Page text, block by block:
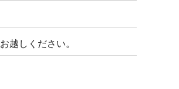
越しください。